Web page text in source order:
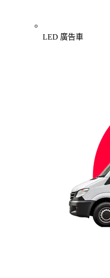
LED 廣告車